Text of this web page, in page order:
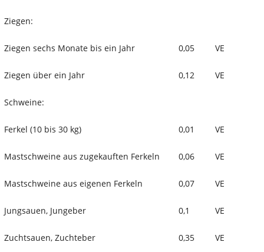
Ziegen:
Ziegen sechs Monate bis ein Jahr 0,05 VE
Ziegen über ein Jahr 0,12 VE
Schweine:
Ferkel (10 bis 30 kg) 0,01 VE
Mastschweine aus zugekauften Ferkeln 0,06 VE
Mastschweine aus eigenen Ferkeln 0,07 VE
Jungsauen, Jungeber 0,1 VE
Zuchtsauen, Zuchteber 0,35 VE